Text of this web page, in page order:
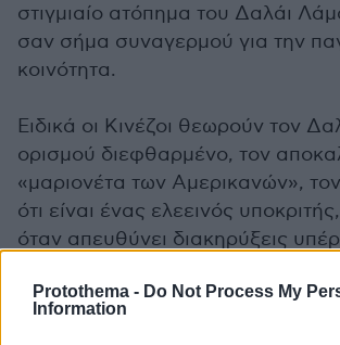
Protothema - Do Not Process My
Information
στιγμιαίο ατόπημα του Δαλάι
σαν σήμα συναγερμού για την
κοινότητα.
Ειδικά οι Κινέζοι θεωρούν τον
ορισμού διεφθαρμένο, τον
«μαριονέτα των Αμερικανών»,
ότι είναι ένας ελεεινός υποκριτής,
όταν απευθύνει διακηρύξεις
ελευθερίας, της αγάπης, της
κ.λπ. ενώ ο ίδιος -πάντα κατά